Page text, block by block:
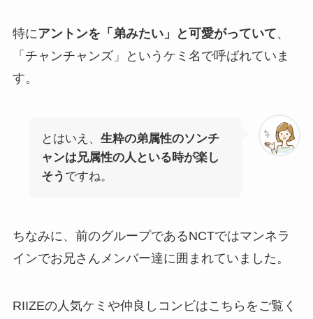
特にアントンを「弟みたい」と可愛がっていて、
「チャンチャンズ」というケミ名で呼ばれていま
す。
とはいえ、 生粋の弟属性のソンチ
ャンは兄属性の人といる時が楽し
そう ですね。
ちなみに、前のグループであるNCTではマンネラ
インでお兄さんメンバー達に囲まれていました。
RIIZEの人気ケミや仲良しコンビはこちらをご覧く